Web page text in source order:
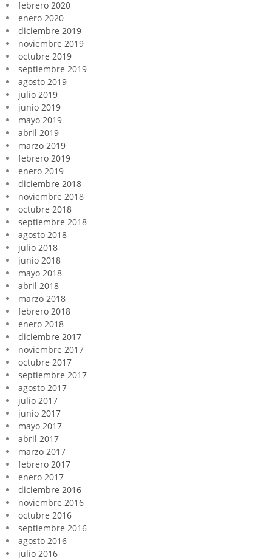
febrero 2020
enero 2020
diciembre 2019
noviembre 2019
octubre 2019
septiembre 2019
agosto 2019
julio 2019
junio 2019
mayo 2019
abril 2019
marzo 2019
febrero 2019
enero 2019
diciembre 2018
noviembre 2018
octubre 2018
septiembre 2018
agosto 2018
julio 2018
junio 2018
mayo 2018
abril 2018
marzo 2018
febrero 2018
enero 2018
diciembre 2017
noviembre 2017
octubre 2017
septiembre 2017
agosto 2017
julio 2017
junio 2017
mayo 2017
abril 2017
marzo 2017
febrero 2017
enero 2017
diciembre 2016
noviembre 2016
octubre 2016
septiembre 2016
agosto 2016
julio 2016